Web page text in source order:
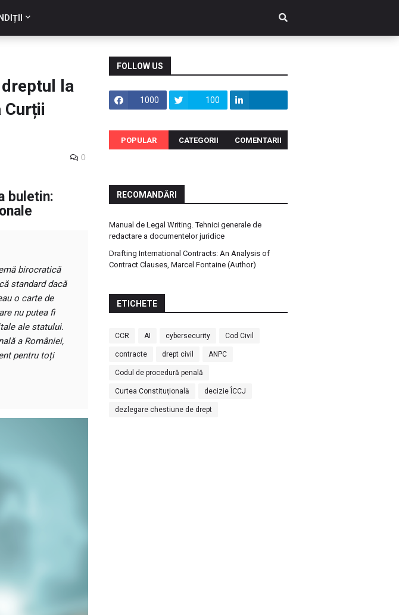
la
Curții
0
buletin:
birocratică
standard dacă
o carte de
nu putea fi
ale statului.
a României,
pentru toți
FOLLOW US
1000 100
POPULAR CATEGORII COMENTARII
RECOMANDĂRI
Manual de Legal Writing. Tehnici generale de
redactare a documentelor juridice
Drafting International Contracts: An Analysis of
Contract Clauses, Marcel Fontaine (Author)
ETICHETE
CCR AI cybersecurity Cod Civil
contracte drept civil ANPC
Codul de procedură penală
Curtea Constituțională decizie ÎCCJ
dezlegare chestiune de drept